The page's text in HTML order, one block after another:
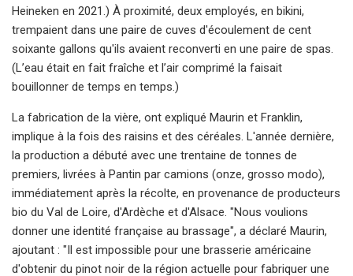
Heineken en 2021.) À proximité, deux employés, en bikini,
trempaient dans une paire de cuves d'écoulement de cent
soixante gallons qu'ils avaient reconverti en une paire de spas.
(L’eau était en fait fraîche et l’air comprimé la faisait
bouillonner de temps en temps.)
La fabrication de la vière, ont expliqué Maurin et Franklin,
implique à la fois des raisins et des céréales. L'année dernière,
la production a débuté avec une trentaine de tonnes de
premiers, livrées à Pantin par camions (onze, grosso modo),
immédiatement après la récolte, en provenance de producteurs
bio du Val de Loire, d'Ardèche et d'Alsace. "Nous voulions
donner une identité française au brassage", a déclaré Maurin,
ajoutant : "Il est impossible pour une brasserie américaine
d'obtenir du pinot noir de la région actuelle pour fabriquer une